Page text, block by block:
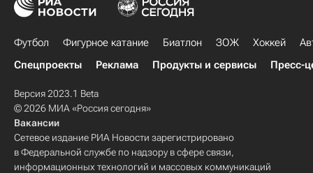
Футбол Фигурное катание Биатлон ЗОЖ Хоккей
Спецпроекты
Реклама Продукты и сервисы Пресс-
Версия 2023.1 Beta
© 2026 МИА «Россия сегодня»
Вакансии
Сетевое издание РИА Новости зарегистрировано
в Федеральной службе по надзору в сфере связи,
информационных технологий и массовых коммуникаций